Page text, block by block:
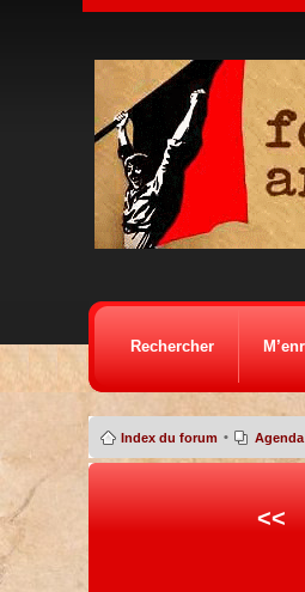
Rechercher
Index du forum • Agenda
<<